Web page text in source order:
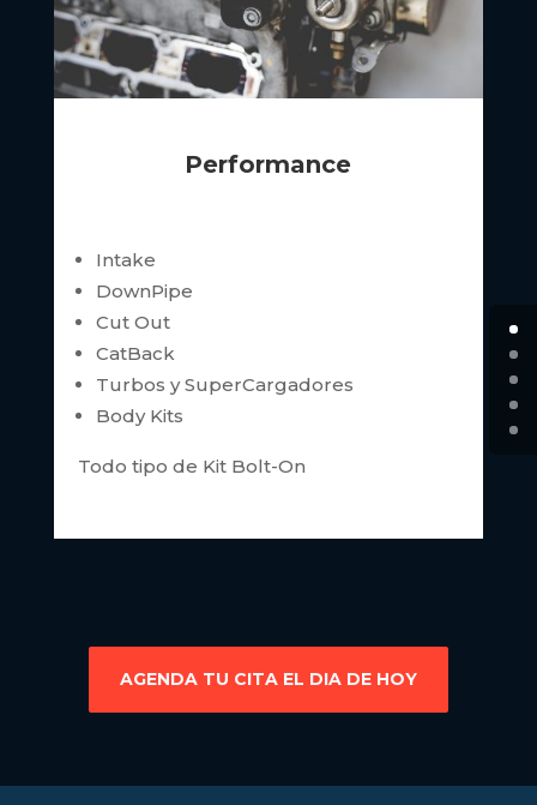
Performance
Intake
DownPipe
Cut Out
CatBack
Turbos y SuperCargadores
Body Kits
Todo tipo de Kit Bolt-On
AGENDA TU CITA EL DIA DE HOY